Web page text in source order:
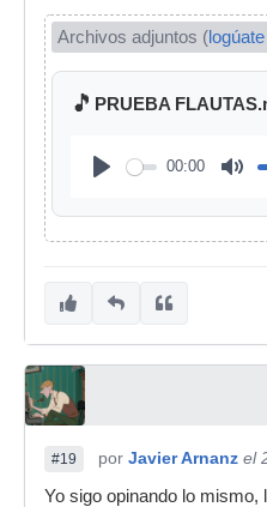
Archivos adjuntos (logúate
🎵 PRUEBA
00:00
#19 por Javier Arnanz el
Yo sigo opinando lo